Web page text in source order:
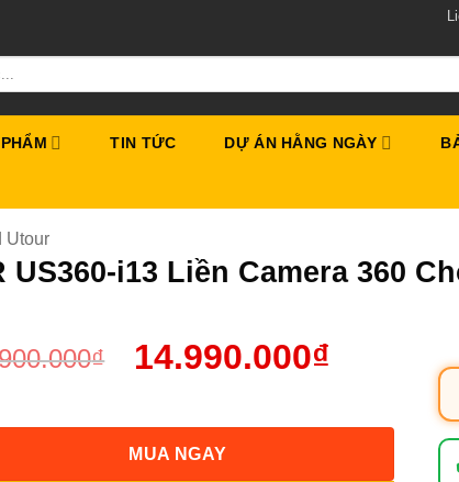
TIN TỨC DỰ ÁN HẰNG NGÀY
Utour
i13 Liền Camera 360
₫ 14.990.000₫
MUA NGAY